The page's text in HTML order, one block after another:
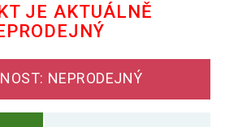
JE AKTUÁLNĚ
NEPRODEJNÝ